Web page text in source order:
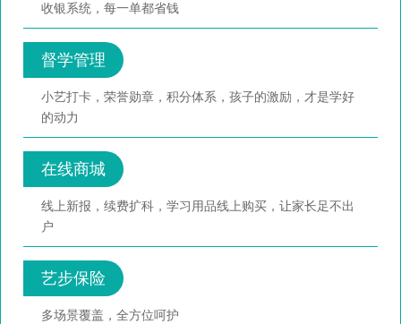
收银系统，每一单都省钱
督学管理
小艺打卡，荣誉勋章，积分体系，孩子的激励，才是学好
的动力
在线商城
线上新报，续费扩科，学习用品线上购买，让家长足不出
户
艺步保险
多场景覆盖，全方位呵护